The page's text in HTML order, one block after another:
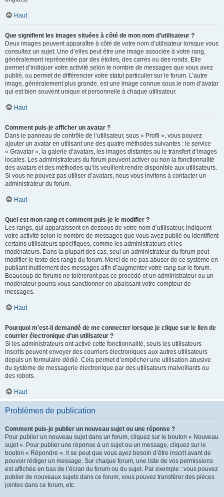
Haut
Que signifient les images situées à côté de mon nom d’utilisateur ?
Deux images peuvent apparaître à côté de votre nom d’utilisateur lorsque vous
consultez un sujet. Une d’elles peut être une image associée à votre rang,
généralement représentée par des étoiles, des carrés ou des ronds. Elle
permet d’indiquer votre activité selon le nombre de messages que vous avez
publié, ou permet de différencier votre statut particulier sur le forum. L’autre
image, généralement plus grande, est une image connue sous le nom d’avatar
qui est bien souvent unique et personnelle à chaque utilisateur.
Haut
Comment puis-je afficher un avatar ?
Dans le panneau de contrôle de l’utilisateur, sous « Profil », vous pouvez
ajouter un avatar en utilisant une des quatre méthodes suivantes : le service
« Gravatar », la galerie d’avatars, les images distantes ou le transfert d’images
locales. Les administrateurs du forum peuvent activer ou non la fonctionnalité
des avatars et des méthodes qu’ils veuillent rendre disponible aux utilisateurs.
Si vous ne pouvez pas utiliser d’avatars, nous vous invitons à contacter un
administrateur du forum.
Haut
Quel est mon rang et comment puis-je le modifier ?
Les rangs, qui apparaissent en dessous de votre nom d’utilisateur, indiquent
votre activité selon le nombre de messages que vous avez publié ou identifient
certains utilisateurs spécifiques, comme les administrateurs et les
modérateurs. Dans la plupart des cas, seul un administrateur du forum peut
modifier le texte des rangs du forum. Merci de ne pas abuser de ce système en
publiant inutilement des messages afin d’augmenter votre rang sur le forum.
Beaucoup de forums ne toléreront pas ce procédé et un administrateur ou un
modérateur pourra vous sanctionner en abaissant votre compteur de
messages.
Haut
Pourquoi m’est-il demandé de me connecter lorsque je clique sur le lien de
courrier électronique d’un utilisateur ?
Si les administrateurs ont activé cette fonctionnalité, seuls les utilisateurs
inscrits peuvent envoyer des courriers électroniques aux autres utilisateurs
depuis un formulaire dédié. Cela permet d’empêcher une utilisation abusive
du système de messagerie électronique par des utilisateurs malveillants ou
des robots.
Haut
Problèmes de publication
Comment puis-je publier un nouveau sujet ou une réponse ?
Pour publier un nouveau sujet dans un forum, cliquez sur le bouton « Nouveau
sujet ». Pour publier une réponse à un sujet ou un message, cliquez sur le
bouton « Répondre ». Il se peut que vous ayez besoin d’être inscrit avant de
pouvoir rédiger un message. Sur chaque forum, une liste de vos permissions
est affichée en bas de l’écran du forum ou du sujet. Par exemple : vous pouvez
publier de nouveaux sujets dans ce forum, vous pouvez transférer des pièces
jointes dans ce forum, etc.